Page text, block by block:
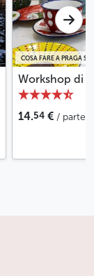
COSA FARE A PRAGA
Workshop di
14.54 € / parte